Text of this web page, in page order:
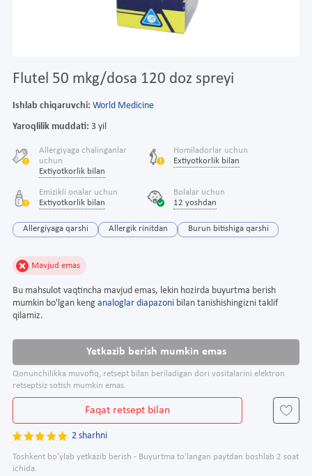
Flutel 50 mkg/dosa 120 doz spreyi
Ishlab chiqaruvchi: World Medicine
Yaroqlilik muddati: 3 yil
Allergiyaga chalinganlar
uchun
Extiyotkorlik bilan
Homiladorlar uchun
Extiyotkorlik bilan
Emizikli onalar uchun
Extiyotkorlik bilan
Bolalar uchun
12 yoshdan
Allergiyaga qarshi Allergik rinitdan Burun bitishiga qarshi
Mavjud emas
Bu mahsulot vaqtincha mavjud emas, lekin hozirda buyurtma berish
mumkin bo'lgan keng analoglar diapazoni bilan tanishishingizni taklif
qilamiz.
Yetkazib berish mumkin emas
Qonunchilikka muvofiq, retsept bilan beriladigan dori vositalarini elektron
retseptsiz sotish mumkin emas.
Faqat retsept bilan
2 sharhni
Toshkent bo'ylab yetkazib berish - Buyurtma to'langan paytdan boshlab 2 soat
ichida.